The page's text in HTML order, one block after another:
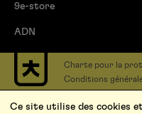
9e-store
ADN
Charte pour la
Conditions
Contact
Soumettre un projet
Ce site utilise des cookies